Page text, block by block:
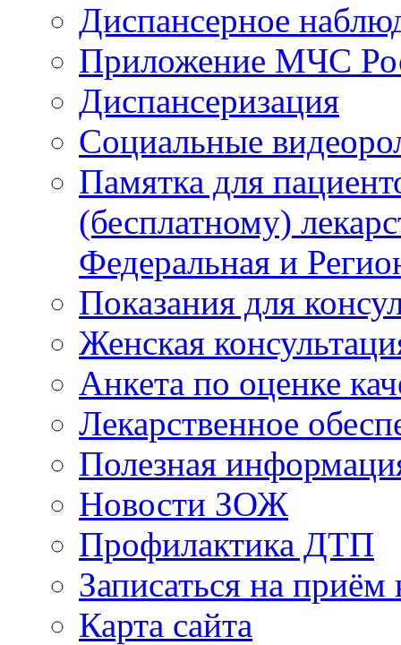
Диспансерное
Приложение МЧС
Диспансеризация
Социальные
Памятка для
(бесплатному)
Федеральная и
Показания для
Женская
Анкета по оценке
Лекарственное
Полезная
Новости ЗОЖ
Профилактика ДТП
Записаться на приём
Карта сайта